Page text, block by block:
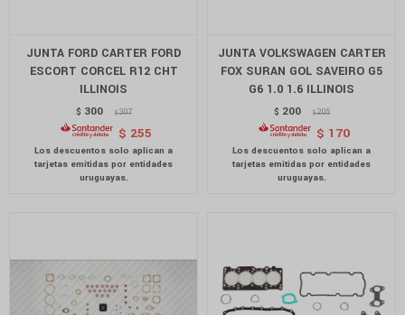
JUNTA FORD CARTER FORD
ESCORT CORCEL R12 CHT
ILLINOIS
$ 300 $307
$ 255
JUNTA VOLKSWAGEN CARTER
FOX SURAN GOL SAVEIRO G5
G6 1.0 1.6 ILLINOIS
$ 200 $205
$ 170